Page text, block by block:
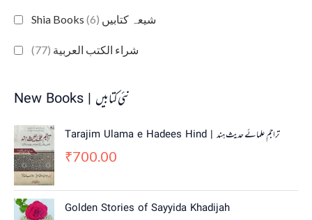
Shia Books شیعہ کتابیں (6)
شراء الكتب العربية (77)
New Books | نئی کتابیں
Tarajim Ulama e Hadees Hind | تراجم علمائے حديث ہند
₹700.00
Golden Stories of Sayyida Khadijah